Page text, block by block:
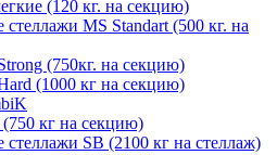
(120 кг. на секцию)
стеллажи MS Standart (500 кг. на
(750кг. на секцию)
(1000 кг на секцию)
кг на секцию)
стеллажи SB (2100 кг на стеллаж)